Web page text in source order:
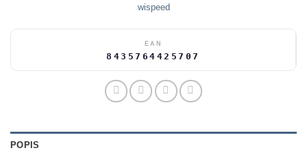
wispeed
EAN
8435764425707
POPIS